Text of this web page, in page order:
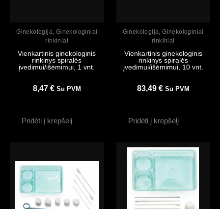
Ginekologija, Ginekologiniai
rinkiniai
Vienkartinis ginekologinis
rinkinys spiralės
įvedimui/išėmimui, 1 vnt.
8,47 € Su PVM
Pridėti į krepšelį
Ginekologija,Ginekologiniai
rinkiniai
Vienkartinis ginekologinis
rinkinys spiralės
įvedimui/išėmimui, 10 vnt.
83,49 € Su PVM
Pridėti į krepšelį